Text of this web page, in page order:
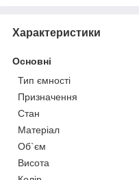
Характеристики
Основні
Тип ємності
Призначення
Стан
Матеріал
Об`єм
Висота